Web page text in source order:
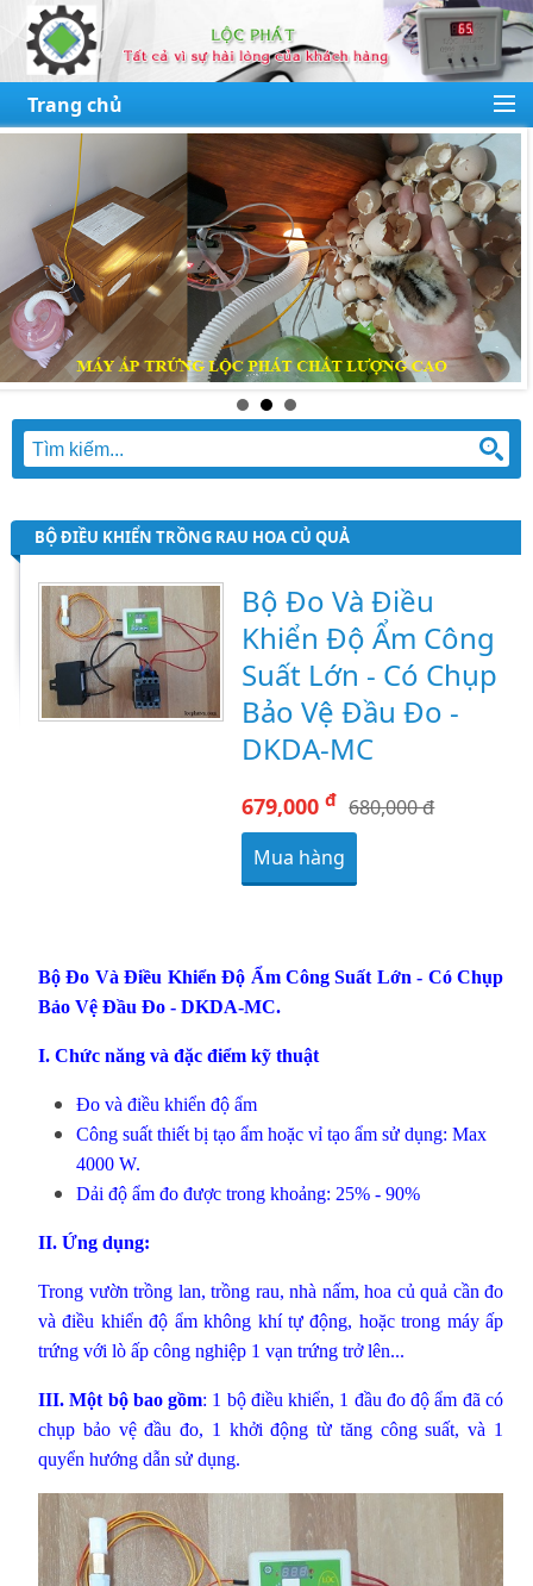
Trang chủ
BỘ ĐIỀU KHIỂN TRỒNG RAU HOA CỦ QUẢ
Bộ Đo Và Điều
Khiển Độ Ẩm Công
Suất Lớn - Có Chụp
Bảo Vệ Đầu Đo -
DKDA-MC
679,000đ 680,000 đ
Mua hàng
Bộ Đo Và Điều Khiển Độ Ẩm Công Suất Lớn - Có Chụp
Bảo Vệ Đầu Đo - DKDA-MC.
I. Chức năng và đặc điểm kỹ thuật
Đo và điều khiển độ ẩm
Công suất thiết bị tạo ẩm hoặc vỉ tạo ẩm sử dụng: Max
4000 W.
Dải độ ẩm đo được trong khoảng: 25% - 90%
II. Ứng dụng:
Trong vườn trồng lan, trồng rau, nhà nấm, hoa củ quả cần đo
và điều khiển độ ẩm không khí tự động, hoặc trong máy ấp
trứng với lò ấp công nghiệp 1 vạn trứng trở lên...
III. Một bộ bao gồm: 1 bộ điều khiển, 1 đầu đo độ ẩm đã có
chụp bảo vệ đầu đo, 1 khởi động từ tăng công suất, và 1
quyển hướng dẫn sử dụng.